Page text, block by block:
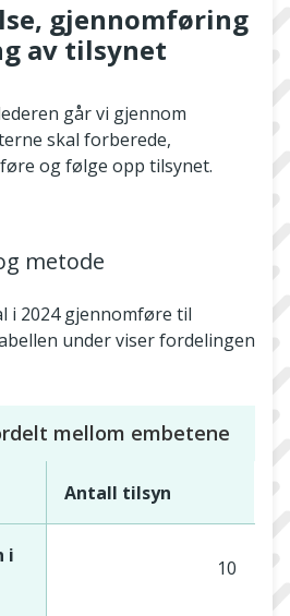
gjennomføring
av tilsynet
går vi gjennom
skal forberede,
og følge opp tilsynet.
metode
i 2024 gjennomføre til
under viser fordelingen
mellom embetene
Antall tilsyn
i
10